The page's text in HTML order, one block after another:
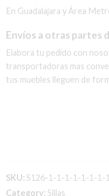
En Guadalajara y Área
Envíos a otras partes
Elabora tu pedido con
transportadoras mas
tus muebles lleguen de
SKU: S126-1-1-1-1-1-1-1-
Category: Sillas